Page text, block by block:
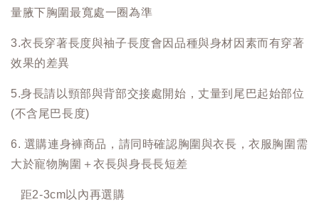
量腋下胸圍最寬處一圈為準
3.衣長穿著長度與袖子長度會因品種與身材因素而有穿著
效果的差異
5.身長請以頸部與背部交接處開始，丈量到尾巴起始部位
(不含尾巴長度)
6. 選購連身褲商品，請同時確認胸圍與衣長，衣服胸圍需
大於寵物胸圍＋衣長與身長長短差
距2-3cm以內再選購